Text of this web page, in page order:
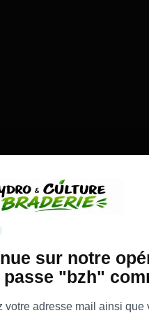
sur notre
passe "bzh"
votre adresse mail ainsi